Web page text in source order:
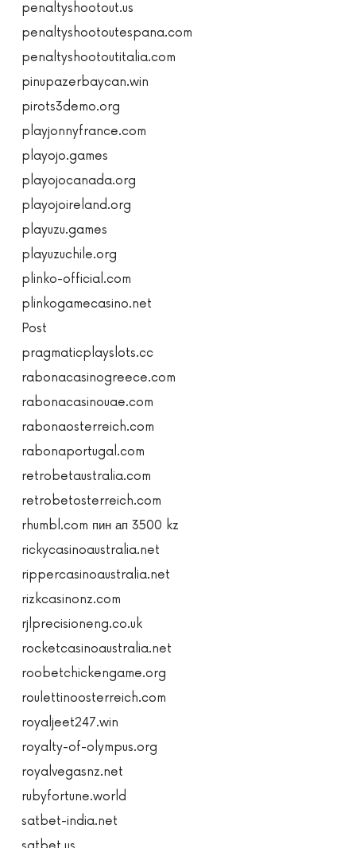
penaltyshootout.us
penaltyshootoutespana.com
penaltyshootoutitalia.com
pinupazerbaycan.win
pirots3demo.org
playjonnyfrance.com
playojo.games
playojocanada.org
playojoireland.org
playuzu.games
playuzuchile.org
plinko-official.com
plinkogamecasino.net
Post
pragmaticplayslots.cc
rabonacasinogreece.com
rabonacasinouae.com
rabonaosterreich.com
rabonaportugal.com
retrobetaustralia.com
retrobetosterreich.com
rhumbl.com пин ап 3500 kz
rickycasinoaustralia.net
rippercasinoaustralia.net
rizkcasinonz.com
rjlprecisioneng.co.uk
rocketcasinoaustralia.net
roobetchickengame.org
roulettinoosterreich.com
royaljeet247.win
royalty-of-olympus.org
royalvegasnz.net
rubyfortune.world
satbet-india.net